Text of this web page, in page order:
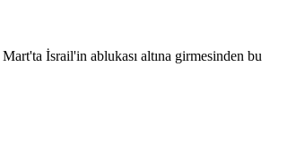
İsrail'in ablukası altına girmesinden bu